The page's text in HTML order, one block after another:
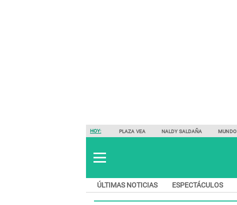
HOY: PLAZA VEA NALDY SALDAÑA MUNDO
ÚLTIMAS NOTICIAS ESPECTÁCULOS